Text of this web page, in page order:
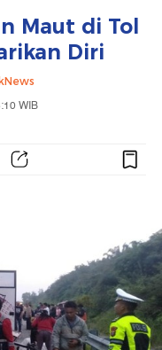
Maut di Tol
Diri
WIB